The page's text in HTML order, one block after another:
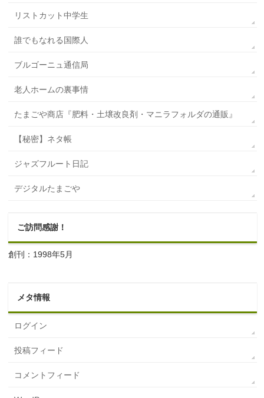
リストカット中学生
誰でもなれる国際人
ブルゴーニュ通信局
老人ホームの裏事情
たまごや商店『肥料・土壌改良剤・マニラフォルダの通販』
【秘密】ネタ帳
ジャズフルート日記
デジタルたまごや
ご訪問感謝！
創刊：1998年5月
メタ情報
ログイン
投稿フィード
コメントフィード